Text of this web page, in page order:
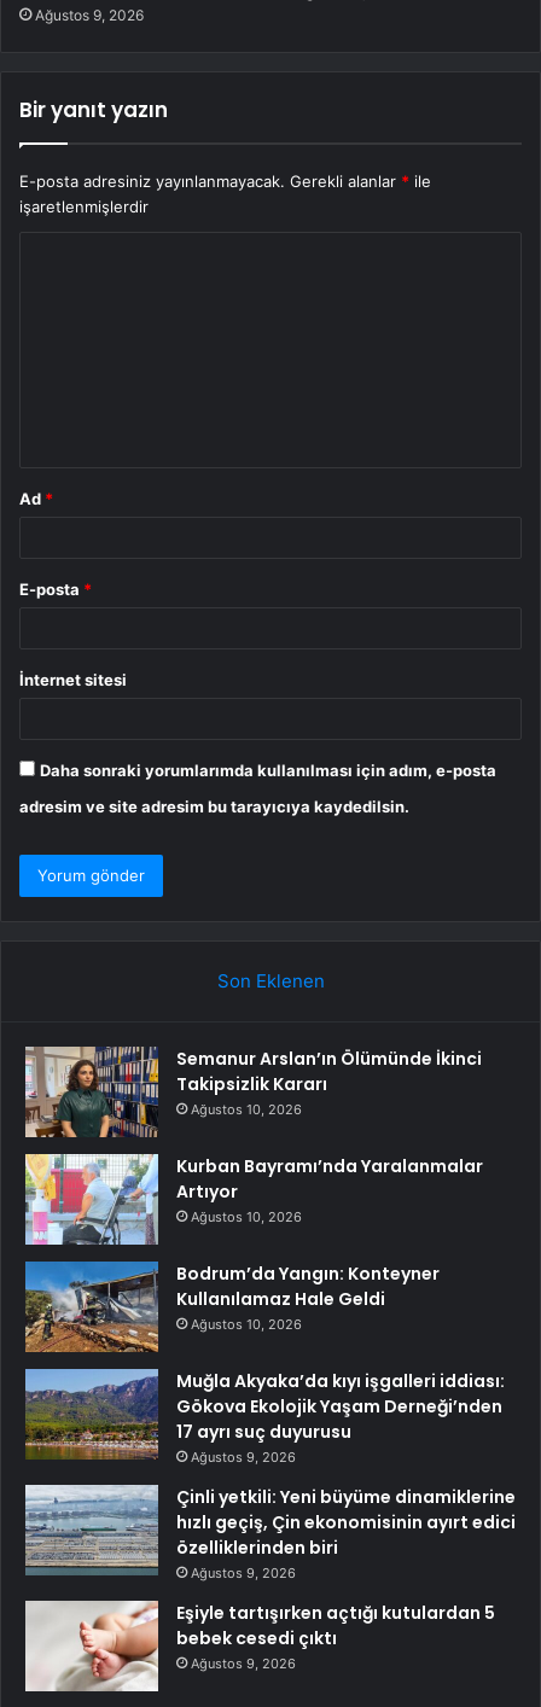
Ağustos 9, 2026
Bir yanıt yazın
E-posta adresiniz yayınlanmayacak. Gerekli alanlar * ile
işaretlenmişlerdir
Ad *
E-posta *
İnternet sitesi
Daha sonraki yorumlarımda kullanılması için adım, e-posta
adresim ve site adresim bu tarayıcıya kaydedilsin.
Son Eklenen
Semanur Arslan’ın Ölümünde İkinci
Takipsizlik Kararı
Ağustos 10, 2026
Kurban Bayramı’nda Yaralanmalar
Artıyor
Ağustos 10, 2026
Bodrum’da Yangın: Konteyner
Kullanılamaz Hale Geldi
Ağustos 10, 2026
Muğla Akyaka’da kıyı işgalleri iddiası:
Gökova Ekolojik Yaşam Derneği’nden
17 ayrı suç duyurusu
Ağustos 9, 2026
Çinli yetkili: Yeni büyüme dinamiklerine
hızlı geçiş, Çin ekonomisinin ayırt edici
özelliklerinden biri
Ağustos 9, 2026
Eşiyle tartışırken açtığı kutulardan 5
bebek cesedi çıktı
Ağustos 9, 2026